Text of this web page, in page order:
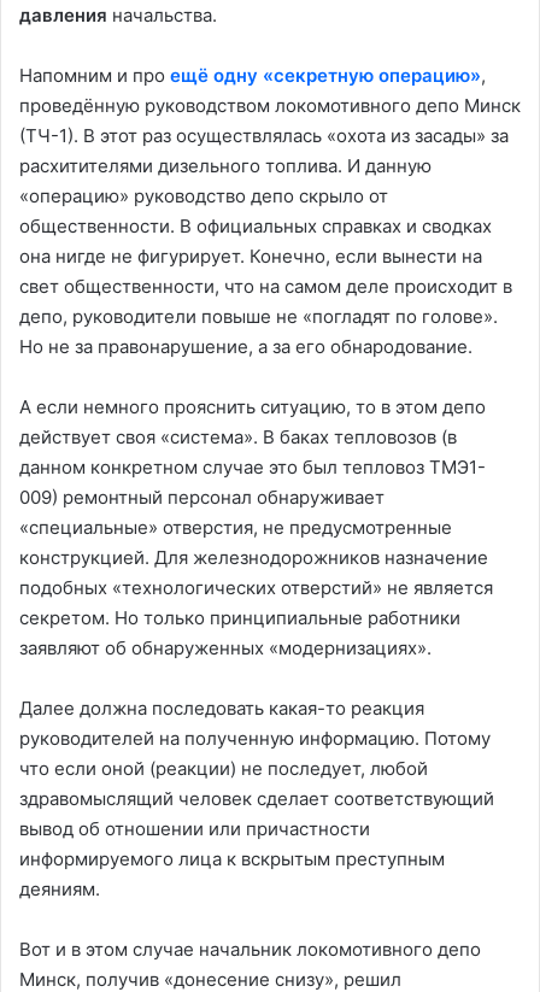
давления начальства.
Напомним и про ещё одну «секретную операцию»,
проведённую руководством локомотивного депо Минск
(ТЧ-1). В этот раз осуществлялась «охота из засады» за
расхитителями дизельного топлива. И данную
«операцию» руководство депо скрыло от
общественности. В официальных справках и сводках
она нигде не фигурирует. Конечно, если вынести на
свет общественности, что на самом деле происходит в
депо, руководители повыше не «погладят по голове».
Но не за правонарушение, а за его обнародование.
А если немного прояснить ситуацию, то в этом депо
действует своя «система». В баках тепловозов (в
данном конкретном случае это был тепловоз ТМЭ1-
009) ремонтный персонал обнаруживает
«специальные» отверстия, не предусмотренные
конструкцией. Для железнодорожников назначение
подобных «технологических отверстий» не является
секретом. Но только принципиальные работники
заявляют об обнаруженных «модернизациях».
Далее должна последовать какая-то реакция
руководителей на полученную информацию. Потому
что если оной (реакции) не последует, любой
здравомыслящий человек сделает соответствующий
вывод об отношении или причастности
информируемого лица к вскрытым преступным
деяниям.
Вот и в этом случае начальник локомотивного депо
Минск, получив «донесение снизу», решил